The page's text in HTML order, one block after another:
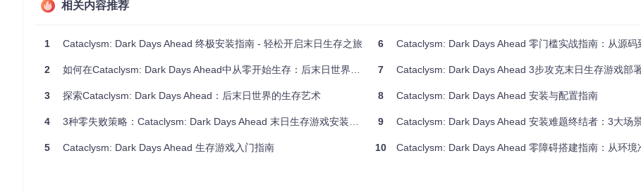
最初的一周将决定你的生存命运。根据统计，76%的新手玩家在第一个夜晚因准备不足而失败。
末日生存第二阶段：安全屋打造与资源管理
安全屋选址三要素：防御、资源与隐蔽性
相关内容推荐
1 Cataclysm: Dark Days Ahead 终极安装指南 - 轻松开启末日生存之旅
2 如何在Cataclysm: Dark Days Ahead中从零开始生存：后末日世界生存指南
3 探索Cataclysm: Dark Days Ahead：后末日世界的生存艺术
4 3种零失败策略：Cataclysm: Dark Days Ahead 末日生存游戏安装全指南
5 Cataclysm: Dark Days Ahead 生存游戏入门指南
6 Cataclysm: Dark Days Ahead 零门槛实战指南：从源码到末日生存的3
7 Cataclysm: Dark Days Ahead 3步攻克末日生存游戏部
8 Cataclysm: Dark Days Ahead 安装与配置指南
9 Cataclysm: Dark Days Ahead 安装难题终结者：3大场景×5项
10 Cataclysm: Dark Days Ahead 零障碍搭建指南：从环境准备